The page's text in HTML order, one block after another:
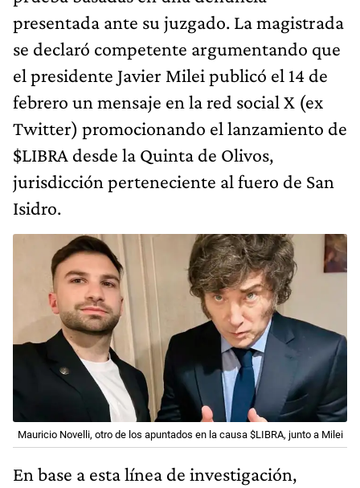
presentada ante su juzgado. La magistrada
se declaró competente argumentando que
el presidente Javier Milei publicó el 14 de
febrero un mensaje en la red social X (ex
Twitter) promocionando el lanzamiento de
$LIBRA desde la Quinta de Olivos,
jurisdicción perteneciente al fuero de San
Isidro.
Mauricio Novelli, otro de los apuntados en la causa $LIBRA, junto a Milei
En base a esta línea de investigación,